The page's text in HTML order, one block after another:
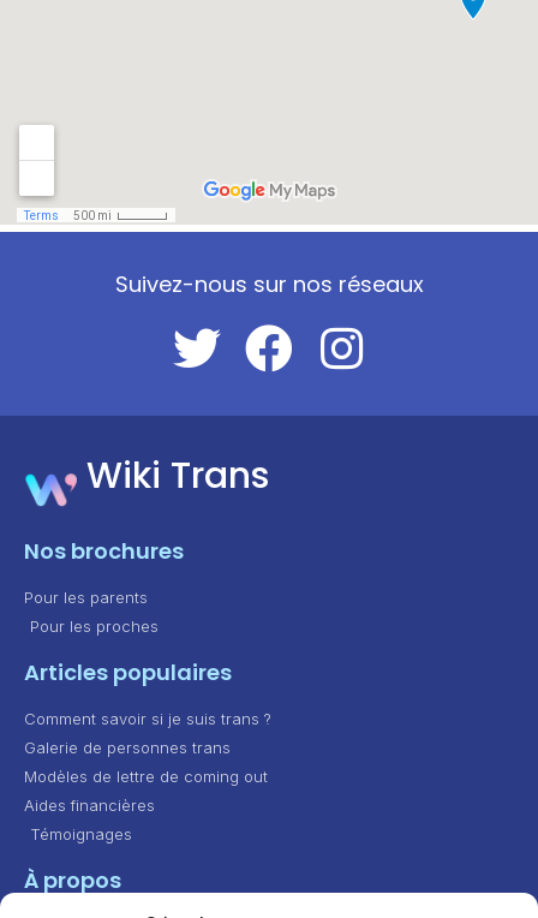
Suivez-nous sur nos réseaux
Wiki Trans
Nos brochures
Pour les parents
Pour les proches
Articles populaires
Comment savoir si je suis trans ?
Galerie de personnes trans
Modèles de lettre de coming out
Aides financières
Témoignages
À propos